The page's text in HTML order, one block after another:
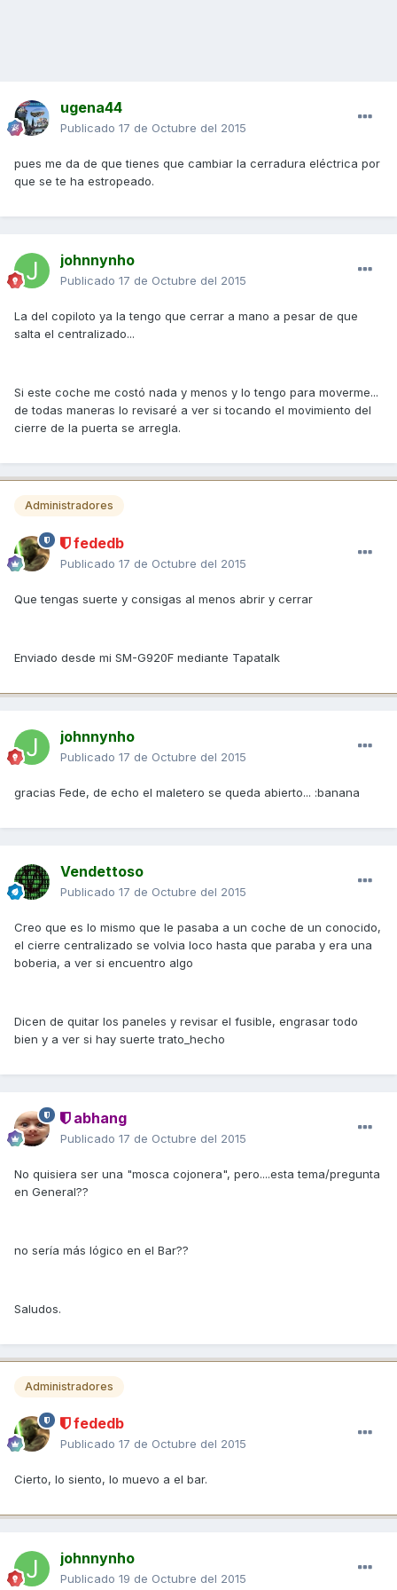
ugena44
Publicado 17 de Octubre del 2015
pues me da de que tienes que cambiar la cerradura eléctrica por
que se te ha estropeado.
johnnynho
Publicado 17 de Octubre del 2015
La del copiloto ya la tengo que cerrar a mano a pesar de que
salta el centralizado...
Si este coche me costó nada y menos y lo tengo para moverme...
de todas maneras lo revisaré a ver si tocando el movimiento del
cierre de la puerta se arregla.
Administradores
fededb
Publicado 17 de Octubre del 2015
Que tengas suerte y consigas al menos abrir y cerrar
Enviado desde mi SM-G920F mediante Tapatalk
johnnynho
Publicado 17 de Octubre del 2015
gracias Fede, de echo el maletero se queda abierto... :banana
Vendettoso
Publicado 17 de Octubre del 2015
Creo que es lo mismo que le pasaba a un coche de un conocido,
el cierre centralizado se volvia loco hasta que paraba y era una
boberia, a ver si encuentro algo
Dicen de quitar los paneles y revisar el fusible, engrasar todo
bien y a ver si hay suerte trato_hecho
abhang
Publicado 17 de Octubre del 2015
No quisiera ser una "mosca cojonera", pero....esta tema/pregunta
en General??
no sería más lógico en el Bar??
Saludos.
Administradores
fededb
Publicado 17 de Octubre del 2015
Cierto, lo siento, lo muevo a el bar.
johnnynho
Publicado 19 de Octubre del 2015